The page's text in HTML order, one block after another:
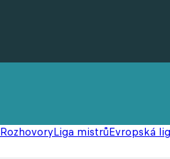
RozhovoryLiga mistrůEvropská